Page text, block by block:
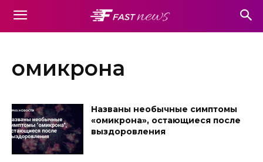
омикрона
Названы необычные симптомы
«омикрона», остающиеся после
выздоровления